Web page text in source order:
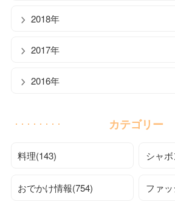
2018年
2017年
2016年
カテゴリー
料理(143) シャ
おでかけ情報(754) ファ